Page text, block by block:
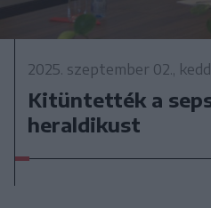
2025. szeptember 02., kedd
Kitüntették a
heraldikust